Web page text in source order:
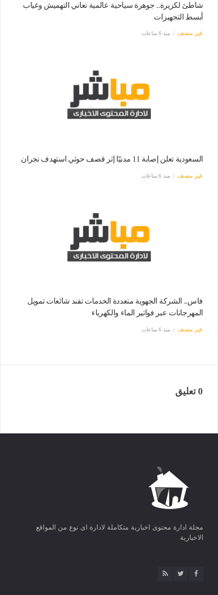
شاطئ لكزيرة.. جوهرة سياحية عالمية تعاني التهميش وغياب
أبسط التجهيزات
غير مصنف منذ 6 ساعات
السعودية تعلن إصابة 11 مدنيًا إثر قصف حوثي استهدف نجران
غير مصنف منذ 6 ساعات
فاس.. الشركة الجهوية متعددة الخدمات تفند شائعات تمويل
المهرجانات عبر فواتير الماء والكهرباء
غير مصنف منذ 6 ساعات
0 تعليق
مجلة ادارة محتوى اخبارية متكاملة لادارة اى نوع من المواقع
الاخبارية